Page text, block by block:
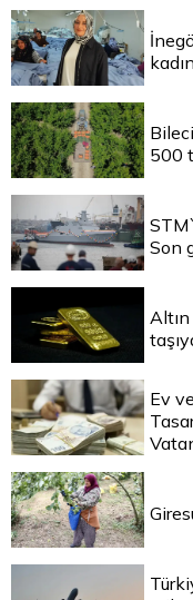
500
Son
Ev